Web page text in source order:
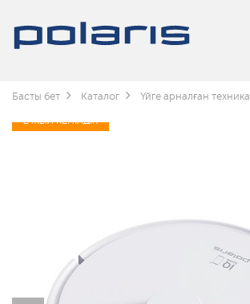
Басты бет Каталог Үйге арналған техника
2 ЖЫЛ КЕПІЛДІК